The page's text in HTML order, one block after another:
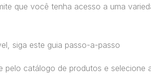
que você tenha acesso a uma
siga este guia passo-a-passo
catálogo de produtos e selecione